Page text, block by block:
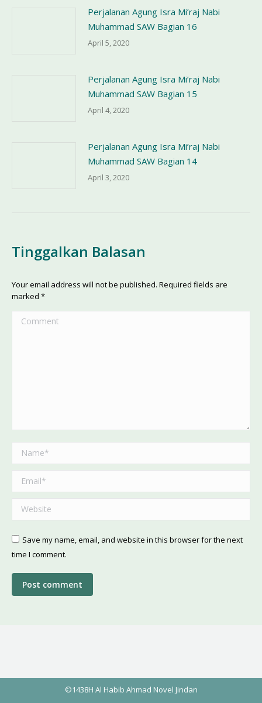
Perjalanan Agung Isra Mi’raj Nabi
Muhammad SAW Bagian 16
April 5, 2020
Perjalanan Agung Isra Mi’raj Nabi
Muhammad SAW Bagian 15
April 4, 2020
Perjalanan Agung Isra Mi’raj Nabi
Muhammad SAW Bagian 14
April 3, 2020
Tinggalkan Balasan
Your email address will not be published. Required fields are
marked *
Comment
Name *
Email *
Website
Save my name, email, and website in this browser for the next
time I comment.
Post comment
©1438H Al Habib Ahmad Novel Jindan